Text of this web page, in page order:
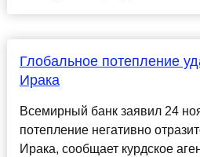
Глобальное потепление
Ирака
Всемирный банк заявил 24
потепление негативно
Ирака, сообщает курдское